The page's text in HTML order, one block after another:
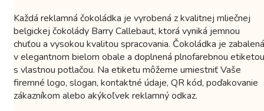
Každá reklamná čokoládka je vyrobená z kvalitnej mliečnej
belgickej čokolády Barry Callebaut, ktorá vyniká jemnou
chuťou a vysokou kvalitou spracovania. Čokoládka je zabalená
v elegantnom bielom obale a doplnená plnofarebnou etiketou
s vlastnou potlačou. Na etiketu môžeme umiestniť Vaše
firemné logo, slogan, kontaktné údaje, QR kód, poďakovanie
zákazníkom alebo akýkoľvek reklamný odkaz.